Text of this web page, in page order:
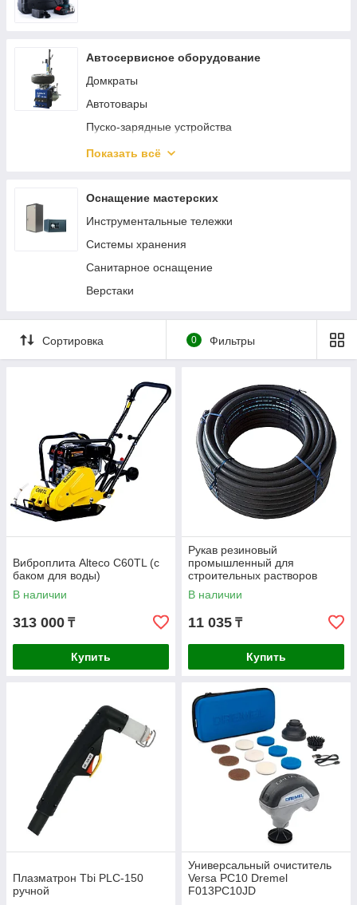
Автосервисное оборудование
Домкраты
Автотовары
Пуско-зарядные устройства
Трубогибы
Шиномонтажное оборудование
Кантователи двигателя
Лежаки подкатные
Подставки страховочные
Прессы гидравлические
Гидравлические цилиндры и насосы
Подъемники автомобильные
Стяжки пружин
Специальный инструмент
Станки и мойки деталей
Диагностическое оборудование
Вытяжка выхлопных газов
Кузовной ремонт
Фонари и переноски
Показать всё
Оснащение мастерских
Инструментальные тележки
Системы хранения
Санитарное оснащение
Верстаки
Сортировка 0 Фильтры
Виброплита Alteco C60TL (с
баком для воды)
В наличии
313 000 ₸
Купить
Рукав резиновый
промышленный для
строительных растворов
SEMPERIT SM40 50х8мм 1м
В наличии
11 035 ₸
Купить
Плазматрон Tbi PLC-150
ручной
Универсальный очиститель
Versa PC10 Dremel
F013PC10JD